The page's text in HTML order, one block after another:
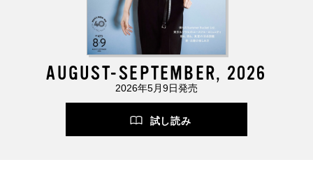
AUGUST-SEPTEMBER, 2026
2026年5月9日発売
試し読み